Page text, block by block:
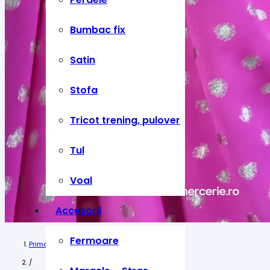
Bumbac fix
Satin
Stofa
Tricot trening, pulover
Tul
Voal
Accesorii
Fermoare
Prima pagină
/